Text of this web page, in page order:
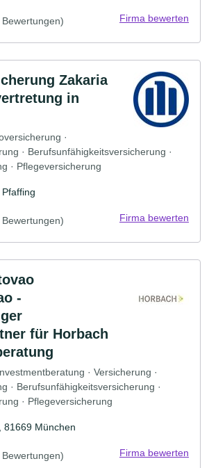
Bewertungen) Firma bewerten
Zakaria
in
·
· Berufsunfähigkeitsversicherung ·
· Pflegeversicherung
Bewertungen) Firma bewerten
-
für Horbach
· Versicherung ·
· Berufsunfähigkeitsversicherung ·
· Pflegeversicherung
81669 München
Bewertungen) Firma bewerten